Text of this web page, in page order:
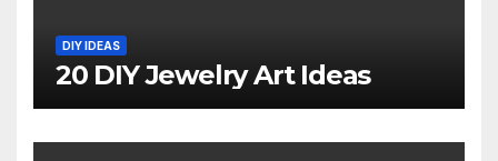
DIY IDEAS
20 DIY Jewelry Art Ideas